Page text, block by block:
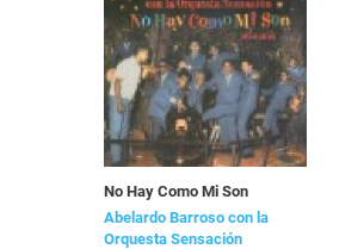
No Hay Como Mi Son
Abelardo Barroso con la
Orquesta Sensación